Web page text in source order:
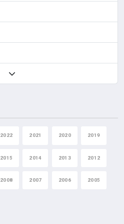
2022 2021 2020 2019
2015 2014 2013 2012
2008 2007 2006 2005